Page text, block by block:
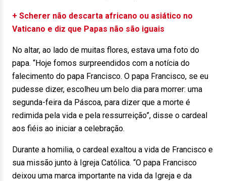
+ Scherer não descarta africano ou asiático no
Vaticano e diz que Papas não são iguais
No altar, ao lado de muitas flores, estava uma foto do
papa. “Hoje fomos surpreendidos com a notícia do
falecimento do papa Francisco. O papa Francisco, se eu
pudesse dizer, escolheu um belo dia para morrer: uma
segunda-feira da Páscoa, para dizer que a morte é
redimida pela vida e pela ressurreição”, disse o cardeal
aos fiéis ao iniciar a celebração.
Durante a homilia, o cardeal exaltou a vida de Francisco e
sua missão junto à Igreja Católica. “O papa Francisco
deixou uma marca importante na vida da Igreja e da